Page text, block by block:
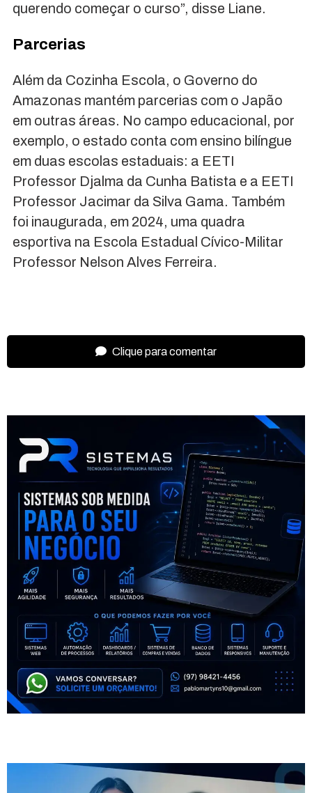
querendo começar o curso”, disse Liane.
Parcerias
Além da Cozinha Escola, o Governo do
Amazonas mantém parcerias com o Japão
em outras áreas. No campo educacional, por
exemplo, o estado conta com ensino bilíngue
em duas escolas estaduais: a EETI
Professor Djalma da Cunha Batista e a EETI
Professor Jacimar da Silva Gama. Também
foi inaugurada, em 2024, uma quadra
esportiva na Escola Estadual Cívico-Militar
Professor Nelson Alves Ferreira.
Clique para comentar